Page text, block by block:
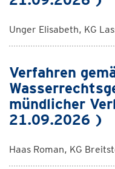
Unger Elisabeth, KG
Verfahren
mündlicher
21.09.2026 )
Haas Roman, KG